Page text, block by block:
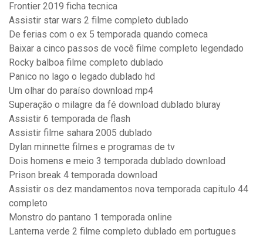
Frontier 2019 ficha tecnica
Assistir star wars 2 filme completo dublado
De ferias com o ex 5 temporada quando comeca
Baixar a cinco passos de você filme completo legendado
Rocky balboa filme completo dublado
Panico no lago o legado dublado hd
Um olhar do paraíso download mp4
Superação o milagre da fé download dublado bluray
Assistir 6 temporada de flash
Assistir filme sahara 2005 dublado
Dylan minnette filmes e programas de tv
Dois homens e meio 3 temporada dublado download
Prison break 4 temporada download
Assistir os dez mandamentos nova temporada capitulo 44
completo
Monstro do pantano 1 temporada online
Lanterna verde 2 filme completo dublado em portugues